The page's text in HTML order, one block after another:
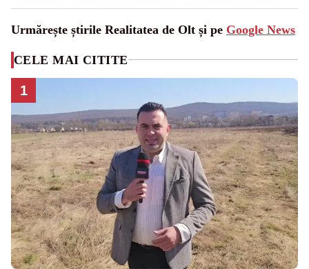
Urmărește știrile Realitatea de Olt și pe Google News
CELE MAI CITITE
1